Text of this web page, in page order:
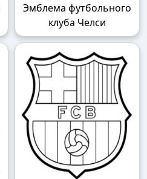
Эмблема футбольного
клуба Челси